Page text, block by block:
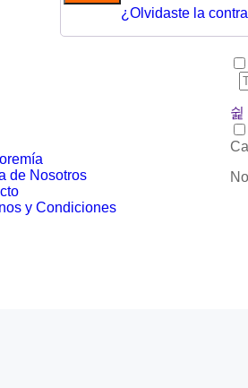
¿Olvidaste la
de Nosotros
y Condiciones